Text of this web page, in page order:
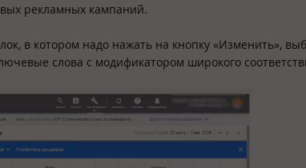
рекламных кампаний.
в котором надо нажать на кнопку «Изменить»,
слова с модификатором широкого